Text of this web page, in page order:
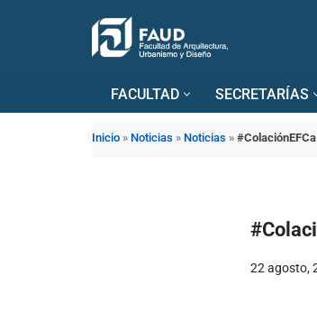
FACULTAD SECRETARÍAS
Inicio » Noticias » Noticias »
22 agosto,